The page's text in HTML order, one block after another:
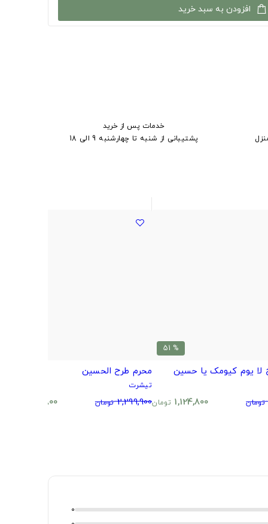
افزودن به سبد خرید
خدمات پس از خرید
پشتیبانی از شنبه تا چهارشنبه 9 الی 18
% 51
لا یوم کیومک یا حسین
تومان 1,124,800 تومان
محرم طرح الحسین
تیشرت
2,299,900 تومان 1,124,800
0